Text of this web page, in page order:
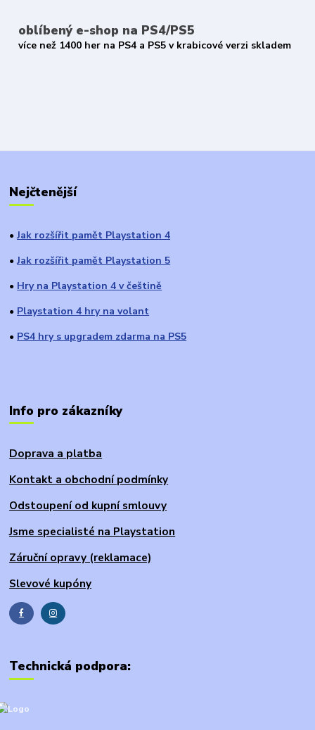
oblíbený e-shop na PS4/PS5
více než 1400 her na PS4 a PS5 v krabicové verzi skladem
Nejčtenější
● Jak rozšířit pamět Playstation 4
● Jak rozšířit pamět Playstation 5
● Hry na Playstation 4 v češtině
● Playstation 4 hry na volant
● PS4 hry s upgradem zdarma na PS5
Info pro zákazníky
Doprava a platba
Kontakt a obchodní podmínky
Odstoupení od kupní smlouvy
Jsme specialisté na Playstation
Záruční opravy (reklamace)
Slevové kupóny
Technická podpora: